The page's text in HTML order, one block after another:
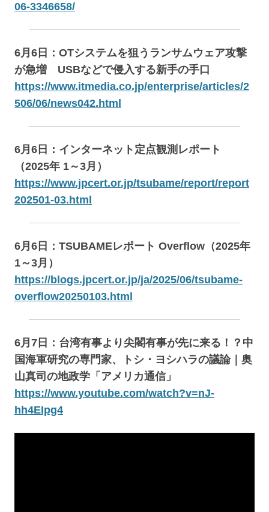
06-3346658/
6月6日：OTシステムを狙うランサムウェア攻撃
が急増 USBなどで侵入する新手の手口
https://www.itmedia.co.jp/enterprise/articles/2
506/06/news042.html
6月6日：インターネット定点観測レポート
（2025年 1～3月）
https://www.jpcert.or.jp/tsubame/report/report
202501-03.html
6月6日：TSUBAMEレポート Overflow（2025年
1～3月）
https://blogs.jpcert.or.jp/ja/2025/06/tsubame-
overflow20250103.html
6月7日：台湾有事より尖閣有事が先に来る！？中
国海軍研究の専門家、トシ・ヨシハラの議論｜奥
山真司の地政学「アメリカ通信」
https://www.youtube.com/watch?v=nJ-
hh4EIpg4